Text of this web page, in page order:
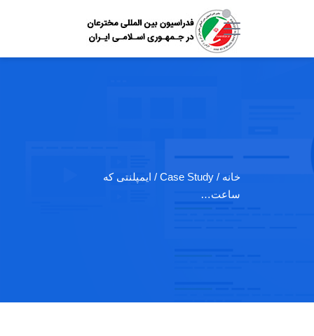
خانه
/ Case Study / ایمپلنتی که
ساعت…